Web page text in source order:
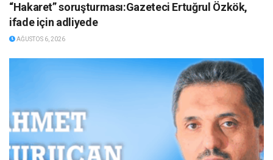
“Hakaret” soruşturması:Gazeteci Ertuğrul Özkök,
ifade için adliyede
AĞUSTOS 6, 2026